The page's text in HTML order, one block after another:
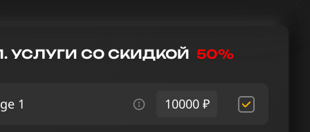
УСЛУГИ СО СКИДКОЙ 50%
1 10000 ₽